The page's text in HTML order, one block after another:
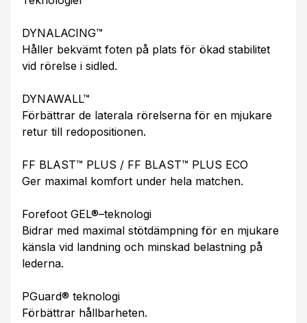
DYNALACING™
Håller bekvämt foten på plats för ökad stabilitet
vid rörelse i sidled.
DYNAWALL™
Förbättrar de laterala rörelserna för en mjukare
retur till redopositionen.
FF BLAST™ PLUS / FF BLAST™ PLUS ECO
Ger maximal komfort under hela matchen.
Forefoot GEL®–teknologi
Bidrar med maximal stötdämpning för en mjukare
känsla vid landning och minskad belastning på
lederna.
PGuard® teknologi
Förbättrar hållbarheten.